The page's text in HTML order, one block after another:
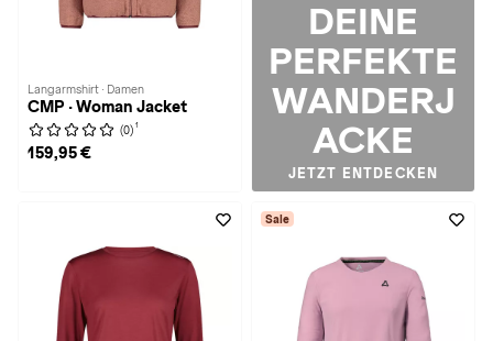
Langarmshirt · Damen
CMP · Woman Jacket
(0) 1
159,95 €
DEINE
PERFEKTE
WANDERJ
ACKE
JETZT ENTDECKEN
Sale